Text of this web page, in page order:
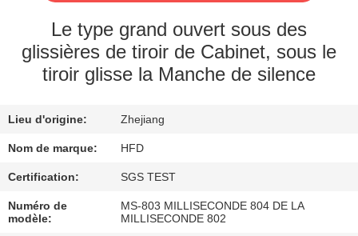
NOUS
VISITE
CONTRÔLE
DE
QUALITÉ
Le type grand ouvert sous des
glissières de tiroir de Cabinet, sous le
tiroir glisse la Manche de silence
Lieu d'origine: Zhejiang
Nom de marque: HFD
Certification: SGS TEST
Numéro de
modèle:
MS-803 MILLISECONDE 804 DE LA
MILLISECONDE 802